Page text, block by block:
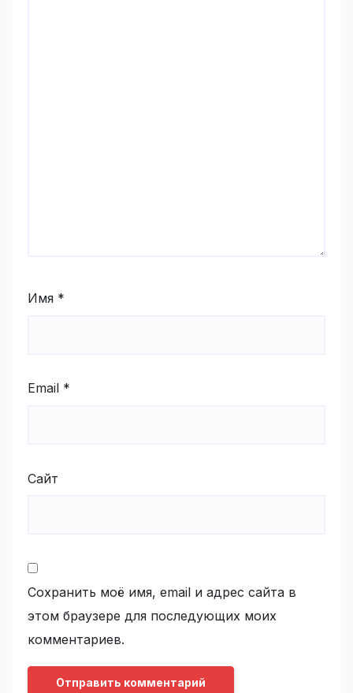
Имя *
Email *
Сайт
Сохранить моё имя, email и адрес сайта в
этом браузере для последующих моих
комментариев.